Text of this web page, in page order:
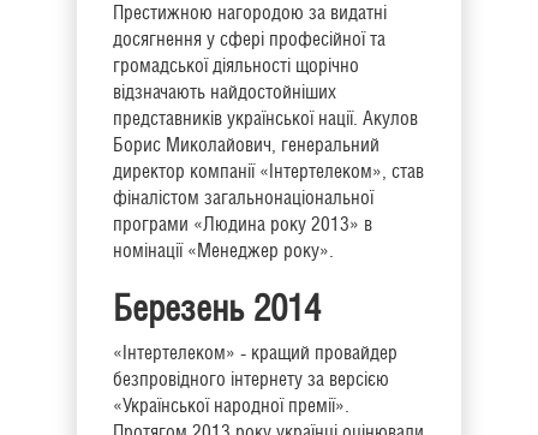
Престижною нагородою за видатні
досягнення у сфері професійної та
громадської діяльності щорічно
відзначають найдостойніших
представників української нації. Акулов
Борис Миколайович, генеральний
директор компанії «Інтертелеком», став
фіналістом загальнонаціональної
програми «Людина року 2013» в
номінації «Менеджер року».
Березень 2014
«Інтертелеком» - кращий провайдер
безпровідного інтернету за версією
«Української народної премії».